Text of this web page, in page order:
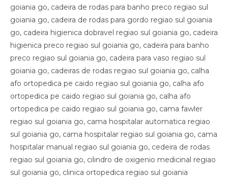
goiania go, cadeira de rodas para banho preco regiao sul
goiania go, cadeira de rodas para gordo regiao sul goiania
go, cadeira higienica dobravel regiao sul goiania go, cadeira
higienica preco regiao sul goiania go, cadeira para banho
preco regiao sul goiania go, cadeira para vaso regiao sul
goiania go, cadeiras de rodas regiao sul goiania go, calha
afo ortopedica pe caido regiao sul goiania go, calha afo
ortopedica pe caido regiao sul goiania go, calha afo
ortopedica pe caido regiao sul goiania go, cama fawler
regiao sul goiania go, cama hospitalar automatica regiao
sul goiania go, cama hospitalar regiao sul goiania go, cama
hospitalar manual regiao sul goiania go, cedeira de rodas
regiao sul goiania go, cilindro de oxigenio medicinal regiao
sul goiania go, clinica ortopedica regiao sul goiania